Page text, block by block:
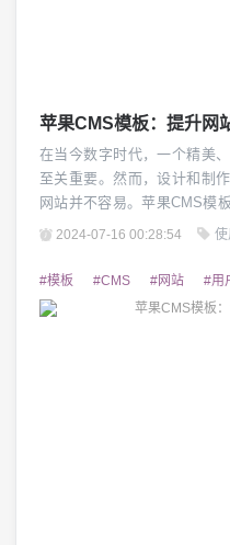
苹果CMS模板：提升网
在当今数字时代，一个精美
至关重要。然而，设计和制
网站并不容易。苹果CMS模
佳选择。 1. 强大的功能和灵活性 苹果CMS模板具备强大而灵活
站还是电子商务平台，都可
定义界面和插件系统，使网站
2024-07-16 00:28:54 使
#模板 #CMS #网站 #用